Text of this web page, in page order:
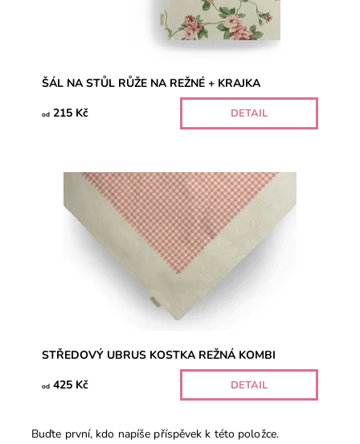
ŠÁL NA STŮL RŮŽE NA REŽNÉ + KRAJKA
od 215 Kč DETAIL
STŘEDOVÝ UBRUS KOSTKA REŽNÁ KOMBI
od 425 Kč DETAIL
Buďte první, kdo napíše příspěvek k této položce.